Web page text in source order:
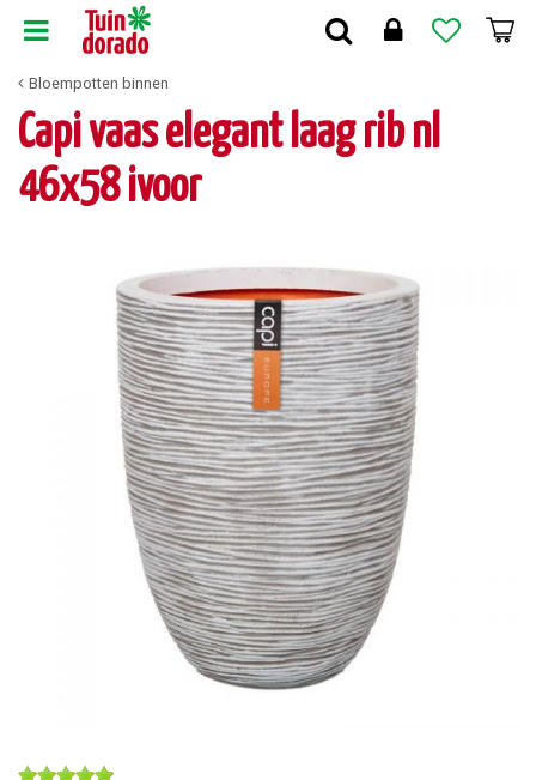
Bloempotten binnen
Capi vaas elegant laag rib nl
46x58 ivoor